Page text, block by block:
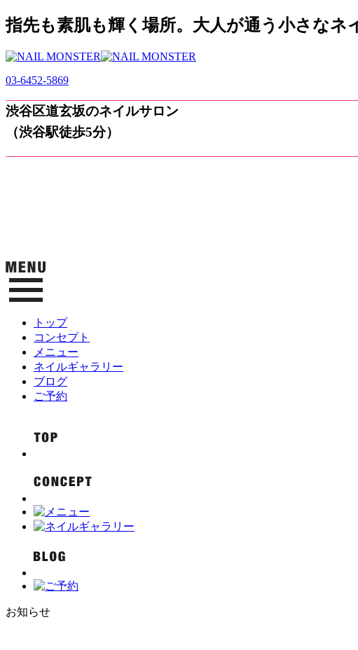
指先も素肌も輝く場所。大人が通う小さな
03-6452-5869
渋谷区道玄坂のネイルサロン
（渋谷駅徒歩5分）
トップ
コンセプト
メニュー
ネイルギャラリー
ブログ
ご予約
お知らせ